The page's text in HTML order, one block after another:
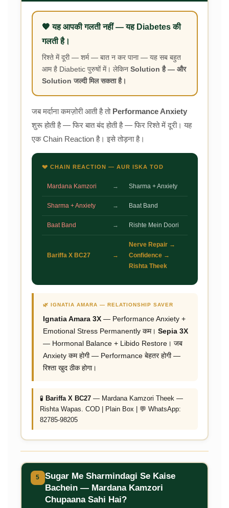
🧡 यह आपकी गलती नहीं — यह Diabetes की
गलती है।
रिश्ते में दूरी — शर्म — बात न कर पाना — यह सब बहुत
आम है Diabetic पुरुषों में। लेकिन Solution है — और
Solution जल्दी मिल सकता है।
जब मर्दाना कमज़ोरी आती है तो Performance Anxiety
शुरू होती है — फिर बात बंद होती है — फिर रिश्ते में दूरी। यह
एक Chain Reaction है। इसे तोड़ना है।
💔 CHAIN REACTION — AUR ISKA TOD
Mardana Kamzori → Sharma + Anxiety
Sharma + Anxiety → Baat Band
Baat Band → Rishte Mein Doori
Bariffa X BC27 →
Nerve Repair →
Confidence →
Rishta Theek
🌿 IGNATIA AMARA — RELATIONSHIP SAVER
Ignatia Amara 3X— Performance Anxiety +
Emotional Stress Permanently कम। Sepia 3X
— Hormonal Balance + Libido Restore। जब
Anxiety कम होगी — Performance बेहतर होगी —
रिश्ता खुद ठीक होगा।
🧪 Bariffa X BC27— Mardana Kamzori Theek —
Rishta Wapas. COD | Plain Box | 💬 WhatsApp:
82785-98205
5
Sugar Me Sharmindagi Se Kaise
Bachein — Mardana Kamzori
Chupaana Sahi Hai?